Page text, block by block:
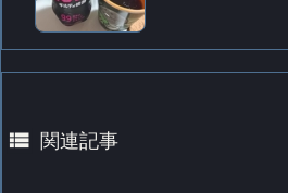
 関連記事